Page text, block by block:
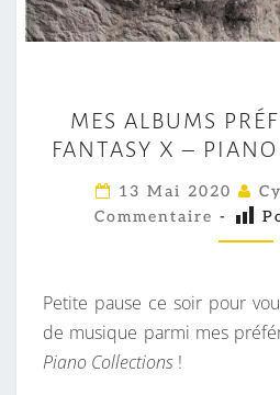
E
S
A
L
B
M
S
MES ALBUMS
FANTASY X –
13 Mai 2020
Commentaire -
Petite pause ce soir pour
de musique parmi mes
Piano Collections !